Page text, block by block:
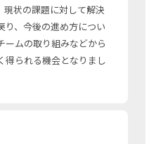
現状の課題に対して解決
り、今後の進め方につい
ームの取り組みなどから
得られる機会となりまし